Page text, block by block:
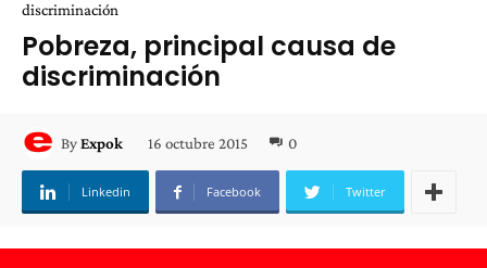
discriminación
Pobreza, principal causa de
discriminación
ByExpok 16 octubre 2015 0
Linkedin Facebook Twitter